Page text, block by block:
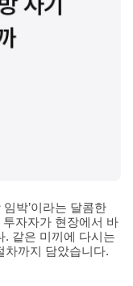
박’이라는 달콤한
자자가 현장에서 바
. 같은 미끼에 다시는
차까지 담았습니다.